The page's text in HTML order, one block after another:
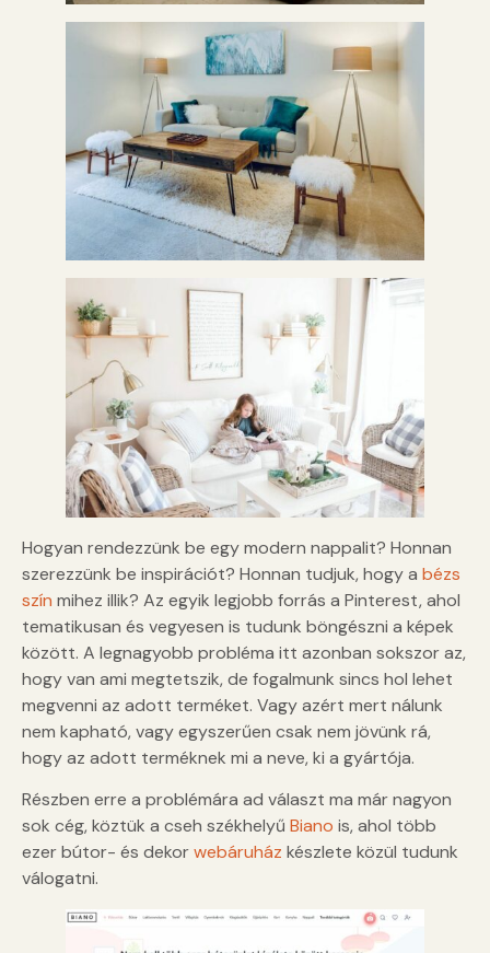
Hogyan rendezzünk be egy modern nappalit? Honnan
szerezzünk be inspirációt? Honnan tudjuk, hogy a bézs
szín mihez illik? Az egyik legjobb forrás a Pinterest, ahol
tematikusan és vegyesen is tudunk böngészni a képek
között. A legnagyobb probléma itt azonban sokszor az,
hogy van ami megtetszik, de fogalmunk sincs hol lehet
megvenni az adott terméket. Vagy azért mert nálunk
nem kapható, vagy egyszerűen csak nem jövünk rá,
hogy az adott terméknek mi a neve, ki a gyártója.
Részben erre a problémára ad választ ma már nagyon
sok cég, köztük a cseh székhelyű Biano is, ahol több
ezer bútor- és dekorwebáruház készlete közül tudunk
válogatni.